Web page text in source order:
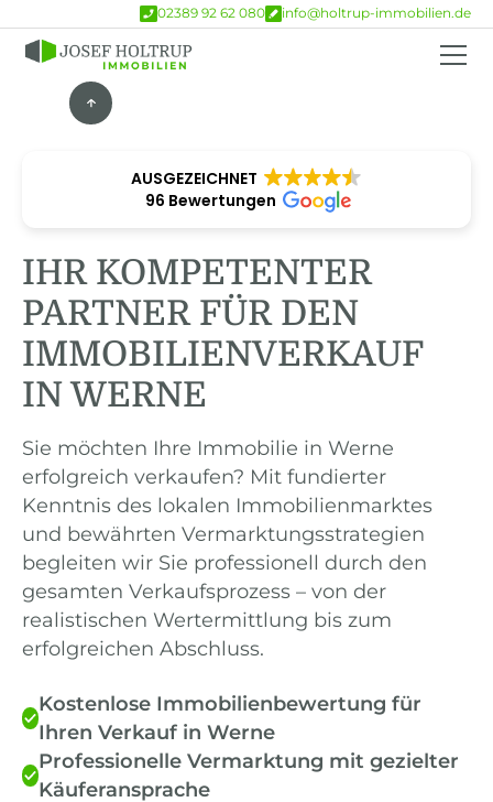
02389 92 62 080 info@holtrup-immobilien.de
AUSGEZEICHNET
96 Bewertungen
IHR KOMPETENTER
PARTNER FÜR DEN
IMMOBILIENVERKAUF
IN WERNE
Sie möchten Ihre Immobilie in Werne
erfolgreich verkaufen? Mit fundierter
Kenntnis des lokalen Immobilienmarktes
und bewährten Vermarktungsstrategien
begleiten wir Sie professionell durch den
gesamten Verkaufsprozess – von der
realistischen Wertermittlung bis zum
erfolgreichen Abschluss.
Kostenlose Immobilienbewertung für
Ihren Verkauf in Werne
Professionelle Vermarktung mit gezielter
Käuferansprache